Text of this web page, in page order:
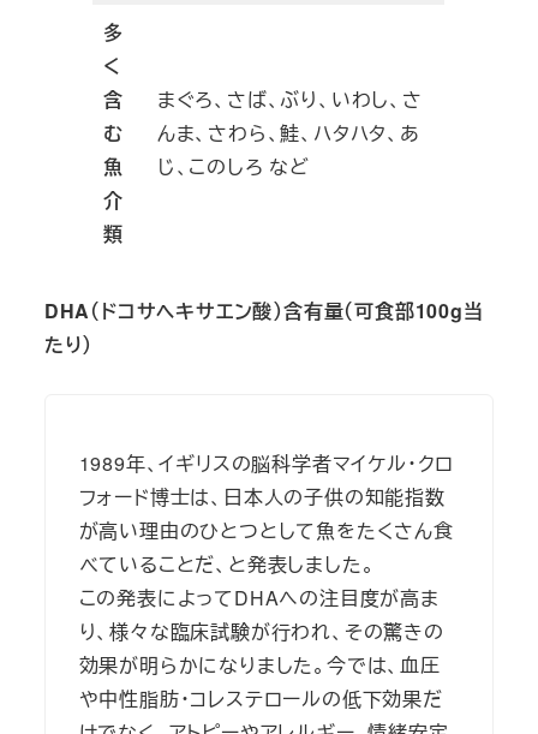
多
く
含
む
魚
介
類
まぐろ、さば、ぶり、いわし、さ
んま、さわら、鮭、ハタハタ、あ
じ、このしろ など
DHA（ドコサヘキサエン酸）含有量（可食部100g当
たり）
1989年、イギリスの脳科学者マイケル・クロ
フォード博士は、日本人の子供の知能指数
が高い理由のひとつとして魚をたくさん食
べていることだ、と発表しました。
この発表によってDHAへの注目度が高ま
り、様々な臨床試験が行われ、その驚きの
効果が明らかになりました。今では、血圧
や中性脂肪・コレステロールの低下効果だ